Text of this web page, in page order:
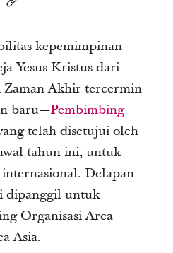
kepemimpinan
Yesus Kristus dari
Zaman Akhir tercermin
baru—Pembimbing
telah disetujui oleh
tahun ini, untuk
Delapan
dipanggil untuk
Organisasi Area
Asia.